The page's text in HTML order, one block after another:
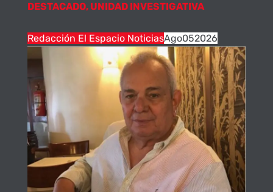
DESTACADO, UNIDAD INVESTIGATIVA
Redacción El Espacio NoticiasAgo052026